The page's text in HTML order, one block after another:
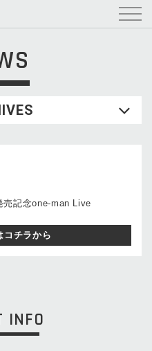
記念one-man Live
コチラから
INFO